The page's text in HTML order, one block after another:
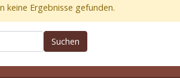
keine Ergebnisse gefunden.